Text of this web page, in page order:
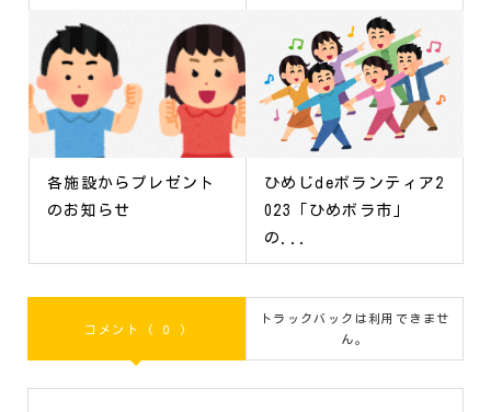
各施設からプレゼント
のお知らせ
ひめじdeボランティア2
023「ひめボラ市」
の...
コメント ( 0 )
トラックバックは利用できませ
ん。